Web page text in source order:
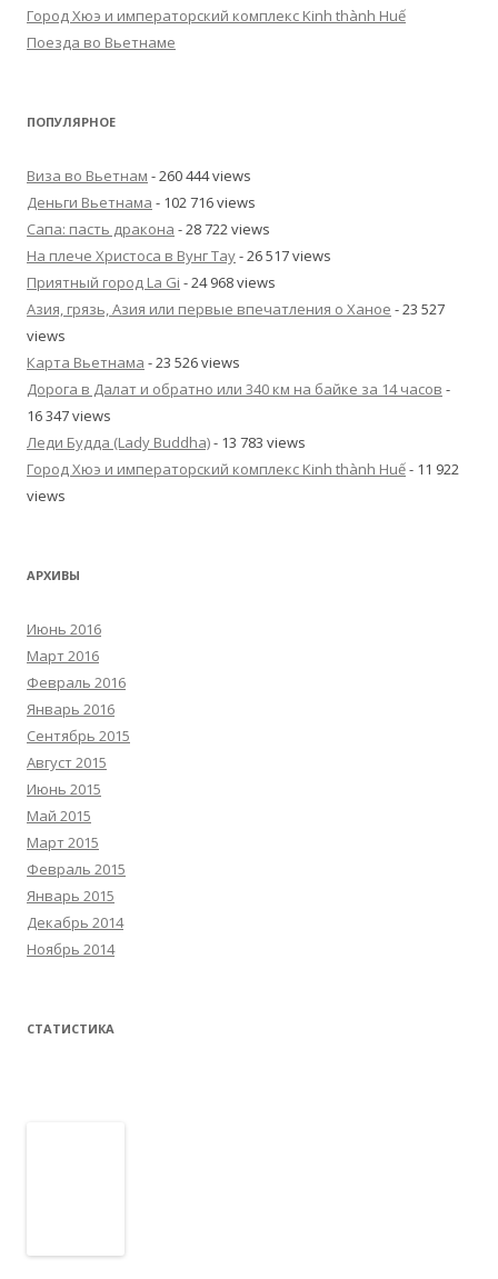
Город Хюэ и императорский комплекс Kinh thành Huế
Поезда во Вьетнаме
ПОПУЛЯРНОЕ
Виза во Вьетнам - 260 444 views
Деньги Вьетнама - 102 716 views
Сапа: пасть дракона - 28 722 views
На плече Христоса в Вунг Тау- 26 517 views
Приятный город La Gi - 24 968 views
Азия, грязь, Азия или первые впечатления о Ханое - 23 527
views
Карта Вьетнама - 23 526 views
Дорога в Далат и обратно или 340 км на байке за 14 часов -
16 347 views
Леди Будда (Lady Buddha)- 13 783 views
Город Хюэ и императорский комплекс Kinh thành Huế- 11 922
views
АРХИВЫ
Июнь 2016
Март 2016
Февраль 2016
Январь 2016
Сентябрь 2015
Август 2015
Июнь 2015
Май 2015
Март 2015
Февраль 2015
Январь 2015
Декабрь 2014
Ноябрь 2014
СТАТИСТИКА